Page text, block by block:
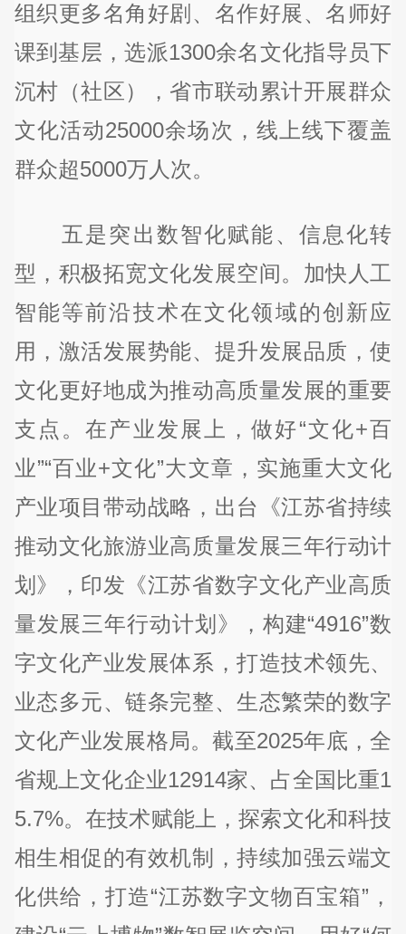
组织更多名角好剧、名作好展、名师好
课到基层，选派1300余名文化指导员下
沉村（社区），省市联动累计开展群众
文化活动25000余场次，线上线下覆盖
群众超5000万人次。
五是突出数智化赋能、信息化转
型，积极拓宽文化发展空间。加快人工
智能等前沿技术在文化领域的创新应
用，激活发展势能、提升发展品质，使
文化更好地成为推动高质量发展的重要
支点。在产业发展上，做好“文化+百
业”“百业+文化”大文章，实施重大文化
产业项目带动战略，出台《江苏省持续
推动文化旅游业高质量发展三年行动计
划》，印发《江苏省数字文化产业高质
量发展三年行动计划》，构建“4916”数
字文化产业发展体系，打造技术领先、
业态多元、链条完整、生态繁荣的数字
文化产业发展格局。截至2025年底，全
省规上文化企业12914家、占全国比重1
5.7%。在技术赋能上，探索文化和科技
相生相促的有效机制，持续加强云端文
化供给，打造“江苏数字文物百宝箱”，